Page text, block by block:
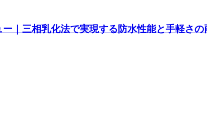
｜三相乳化法で実現する防水性能と手軽さの